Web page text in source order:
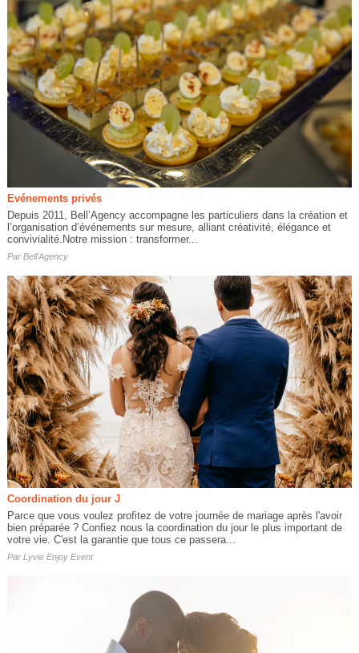
Evénements privés
Depuis 2011, Bell’Agency accompagne les particuliers dans la création et
l’organisation d’événements sur mesure, alliant créativité, élégance et
convivialité.Notre mission : transformer...
Par Bell'Agency
Coordination du jour J
Parce que vous voulez profitez de votre journée de mariage après l'avoir
bien préparée ? Confiez nous la coordination du jour le plus important de
votre vie. C'est la garantie que tous ce passera...
Par Lyvie Enjoy Event